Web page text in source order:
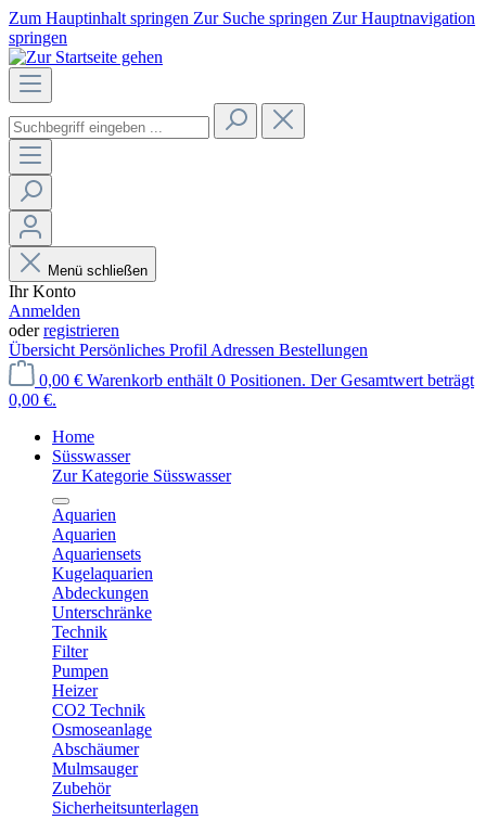
Zum Hauptinhalt springen Zur Suche springen Zur Hauptnavigation
springen
Menü schließen
Ihr Konto
Anmelden
oderregistrieren
Übersicht Persönliches Profil Adressen Bestellungen
0,00 € Warenkorb enthält 0 Positionen. Der Gesamtwert beträgt
0,00 €.
Home
Süsswasser
Zur Kategorie Süsswasser
Aquarien
Aquarien
Aquariensets
Kugelaquarien
Abdeckungen
Unterschränke
Technik
Filter
Pumpen
Heizer
CO2 Technik
Osmoseanlage
Abschäumer
Mulmsauger
Zubehör
Sicherheitsunterlagen